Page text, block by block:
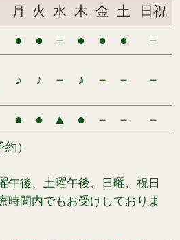
）
午後、土曜午後、日曜、祝日
間内でもお受けしておりま
月 火 水 木 金 土
日祝
● ● － ● ● ●
－
♪ ♪ － ♪ － － －
● ● ▲ ● － － －